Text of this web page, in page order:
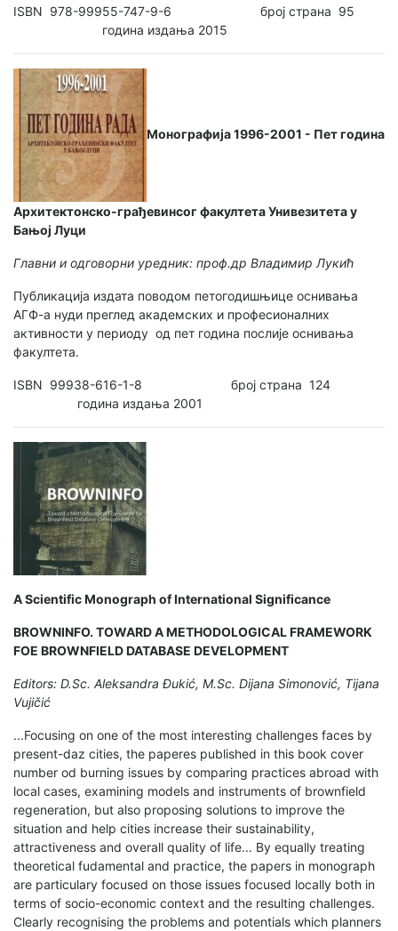
ISBN 978-99955-747-9-6 број страна 95
година издања 2015
Монографија 1996-2001 - Пет година
Архитектонско-грађевинсог факултета Унивезитета у
Бањој Луци
Главни и одговорни уредник: проф.др Владимир Лукић
Публикација издата поводом петогодишњице оснивања
АГФ-а нуди преглед академских и професионалних
активности у периоду од пет година послије оснивања
факултета.
ISBN 99938-616-1-8 број страна 124
година издања 2001
A Scientific Monograph of International Significance
BROWNINFO. TOWARD A METHODOLOGICAL FRAMEWORK
FOE BROWNFIELD DATABASE DEVELOPMENT
Editors: D.Sc. Aleksandra Đukić, M.Sc. Dijana Simonović, Tijana
Vujičić
...Focusing on one of the most interesting challenges faces by
present-daz cities, the paperes published in this book cover
number od burning issues by comparing practices abroad with
local cases, examining models and instruments of brownfield
regeneration, but also proposing solutions to improve the
situation and help cities increase their sustainability,
attractiveness and overall quality of life... By equally treating
theoretical fudamental and practice, the papers in monograph
are particulary focused on those issues focused locally both in
terms of socio-economic context and the resulting challenges.
Clearly recognising the problems and potentials which planners